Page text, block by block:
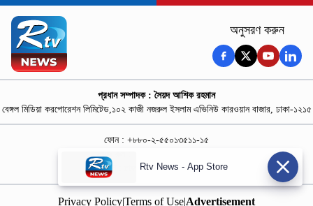
অনুসরণ করুন
প্রধান সম্পাদক : সৈয়দ আশিক রহমান
বেঙ্গল মিডিয়া করপোরেশন লিমিটেড,১০২ কাজী নজরুল ইসলাম এভিনিউ কারওয়ান বাজার, ঢাকা-১২১৫
ফোন : +৮৮০-২-৫৫০১৩৫১১-১৫
নিউজ রুম : +৮৮০-১৮৭৮১৮৪৩৬৯-৭০
বিজ্ঞাপন :
rtvdigitalad@gmail.com
Privacy Policy|Terms of Use|Advertisement
Rtv News - App Store